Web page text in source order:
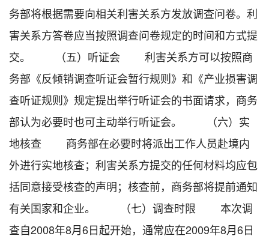
务部将根据需要向相关利害关系方发放调查问卷。利
害关系方答卷应当按照调查问卷规定的时间和方式提
交。 （五）听证会 利害关系方可以按照商
务部《反倾销调查听证会暂行规则》和《产业损害调
查听证规则》规定提出举行听证会的书面请求，商务
部认为必要时也可主动举行听证会。 （六）实
地核查 商务部在必要时将派出工作人员赴境内
外进行实地核查；利害关系方提交的任何材料均应包
括同意接受核查的声明；核查前，商务部将提前通知
有关国家和企业。 （七）调查时限 本次调
查自2008年8月6日起开始，通常应在2009年8月6日